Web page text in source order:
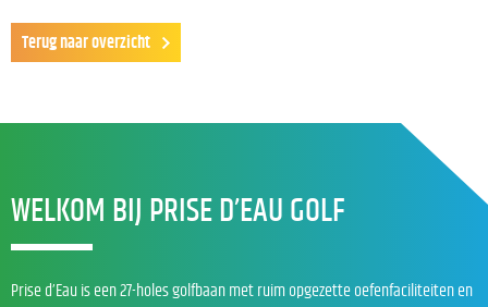
Terug naar overzicht
WELKOM BIJ PRISE D’EAU GOLF
Prise d’Eau is een 27-holes golfbaan met ruim opgezette oefenfaciliteiten en